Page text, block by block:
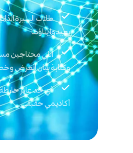
طلاب السيرة
يعيدوا بناؤها
اللي محتاجين
وكتابة بيان الغرض
أي حد عايز
أكاديمي حقيقي